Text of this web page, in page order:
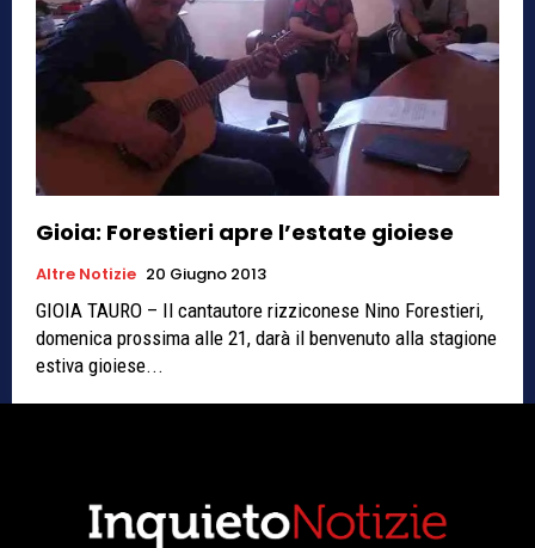
Gioia: Forestieri apre l’estate gioiese
Altre Notizie 20 Giugno 2013
GIOIA TAURO – Il cantautore rizziconese Nino Forestieri,
domenica prossima alle 21, darà il benvenuto alla stagione
estiva gioiese...